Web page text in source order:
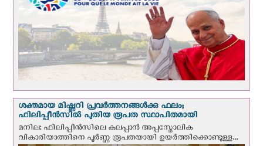
ശക്തമായ മിഷ്ണറി പ്രവർത്തനങ്ങൾക്കു ഫലം;
ഫിലിപ്പീൻസിൽ പുതിയ രൂപത സ്ഥാപിതമായി
മനില: ഫിലിപ്പീൻസിലെ കലപ്പാൻ അപ്പസ്തോലിക
വികാരിയാത്തിനെ പൂർണ്ണ രൂപതയായി ഉയർത്തിക്കൊണ്ടുള്ള...